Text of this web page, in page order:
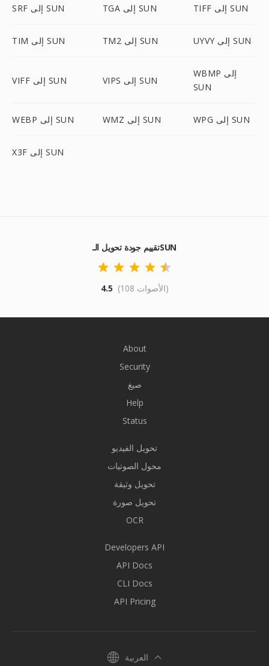
SRF إلى SUN TGA إلى SUN TIFF إلى SUN
TIM إلى SUN TM2 إلى SUN UYVY إلى SUN
VIFF إلى SUN VIPS إلى SUN
WBMP إلى
SUN
WEBP إلى SUN WMZ إلى SUN WPG إلى SUN
X3F إلى SUN
تقييم جودة تحويل الـSUN
4.5 (108 الأصوات)
About
Security
صيغ
Help
Status
تحويل الفيديو
محول الصوتيات
تحويل وثيقة
تحويل صورة
OCR
Developers API
API Docs
CLI Docs
API Pricing
العربية